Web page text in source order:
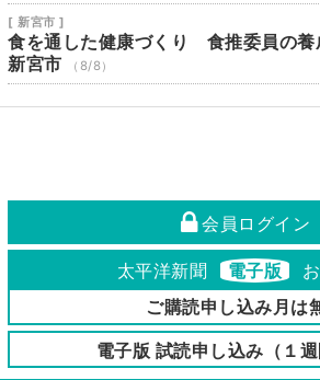
[ 新宮市 ]
食を通した健康づくり 食推委員の
新宮市
（8/8）
会員ログイン
太平洋新聞 電子版
ご購読申し込み月は
電子版 試読申し込み（１週